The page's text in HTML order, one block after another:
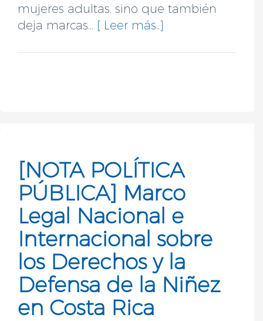
mujeres adultas, sino que también
deja marcas... [ Leer más..]
[NOTA POLÍTICA
PÚBLICA] Marco
Legal Nacional e
Internacional sobre
los Derechos y la
Defensa de la Niñez
en Costa Rica